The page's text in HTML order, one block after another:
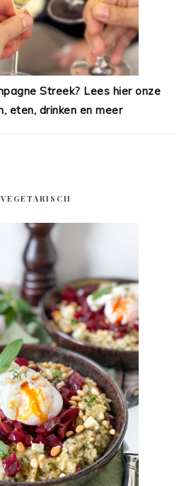
Streek? Lees hier onze
eten, drinken en meer